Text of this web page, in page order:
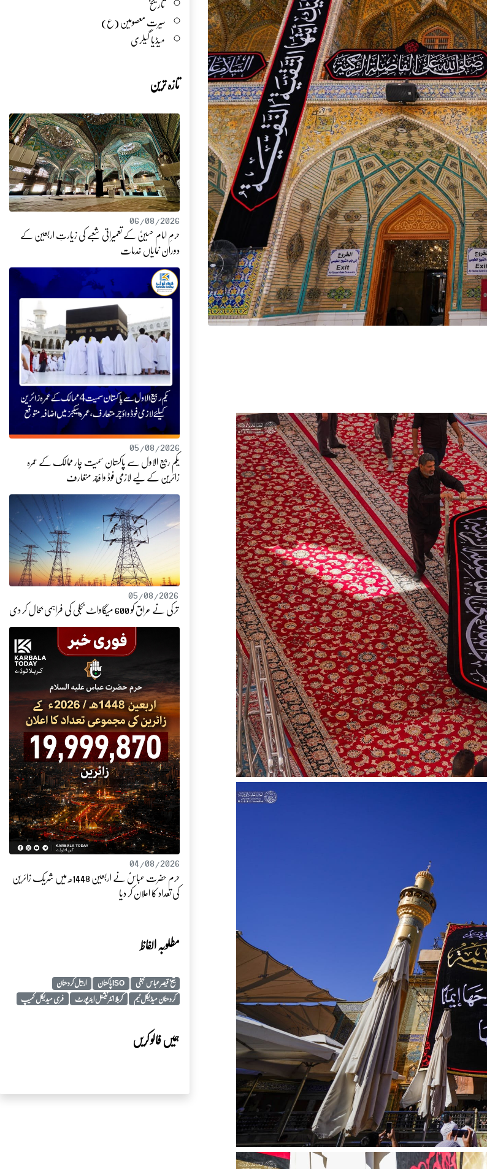
سیرت معصومین (ع)
میڈیا گیلری
تازہ ترین
06/08/2026
حرمِ امام حسینؑ کے تعمیراتی شعبے کی زیارتِ اربعین کے
دوران نمایاں خدمات
05/08/2026
یکم ربیع الاول سے پاکستان سمیت چار ممالک کے عمرہ
زائرین کے لیے لازمی فوڈ واؤچر متعارف
05/08/2026
ترکی نے عراق کو 600 میگاواٹ بجلی کی فراہمی بحال کر دی
04/08/2026
حرم حضرت عباسؑ نے اربعین 1448ھ میں شریک زائرین
کی تعداد کا اعلان کر دیا
مطلوبہ الفاظ
شیخ قیصر عباس نجفی ISO پاکستان
اربیل کردستان
کردستان میڈیکل ٹیم
کربلا انٹرنیشنل ایئرپورٹ فری میدیکل کمیپ
ہمیں فالو کریں